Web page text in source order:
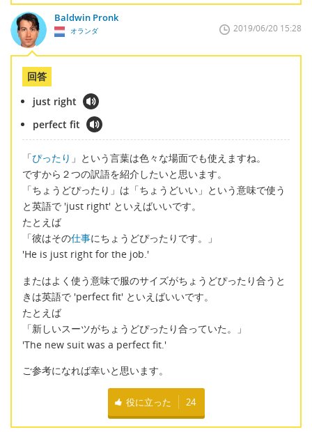
Baldwin Pronk
オランダ 2019/06/20 15:28
回答
just right
perfect fit
「ぴったり 」という言葉は色々な場面でも使えますね。
ですから２つの訳語を紹介したいと思います。
「ちょうどぴったり」は「ちょうどいい」という意味で使う
と英語で 'just right' といえばいいです。
たとえば
「彼はその仕事にちょうどぴったりです。」
'He is just right for the job.'
またはよく使う意味で服のサイズがちょうどぴったり合うと
きは英語で 'perfect fit' といえばいいです。
たとえば
「新しいスーツがちょうどぴったり合っていた。」
'The new suit was a perfect fit.'
ご参考になれば幸いと思います。
役に立った 24